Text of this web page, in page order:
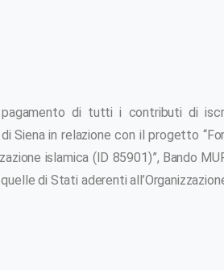
di tutti i contributi di
Siena in relazione con il progetto
islamica (ID 85901)”, Bando
di Stati aderenti